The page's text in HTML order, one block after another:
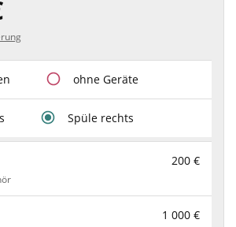
ohne Geräte
Spüle rechts
200 €
1 000 €